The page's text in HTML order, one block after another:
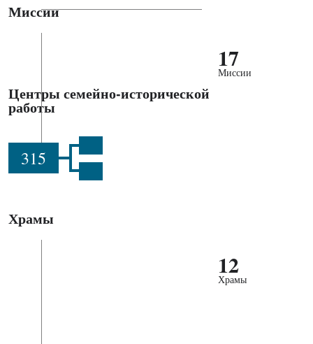
Миссии
17
Миссии
Центры семейно-исторической
работы
315
Храмы
12
Храмы